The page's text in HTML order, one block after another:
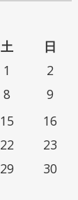
土
日
1
2
8
9
15
16
22
23
29
30